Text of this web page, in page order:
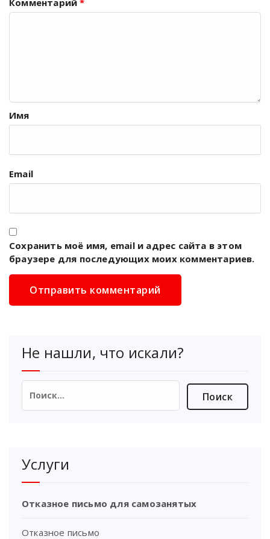
Имя
Email
Сохранить моё имя, email и адрес сайта в этом
браузере для последующих моих комментариев.
Не нашли, что искали?
Найти:
Услуги
Отказное письмо для самозанятых
Отказное письмо